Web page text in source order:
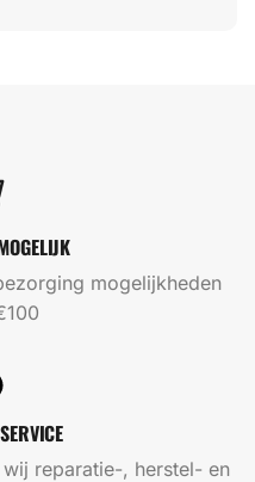
mogelijkheden
reparatie-, herstel- en